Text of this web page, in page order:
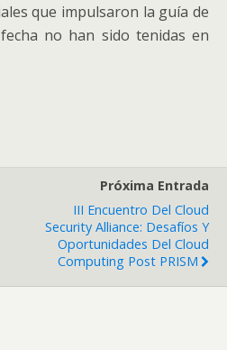
que impulsaron la guía de
no han sido tenidas en
Próxima Entrada
III Encuentro Del Cloud
Security Alliance: Desafíos Y
Oportunidades Del Cloud
Computing Post PRISM